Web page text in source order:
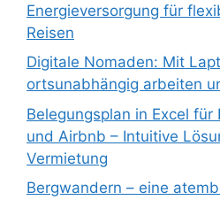
Energieversorgung für
Reisen
Digitale Nomaden: Mit
ortsunabhängig arbeiten
Belegungsplan in Excel für
und Airbnb – Intuitive
Vermietung
Bergwandern – eine